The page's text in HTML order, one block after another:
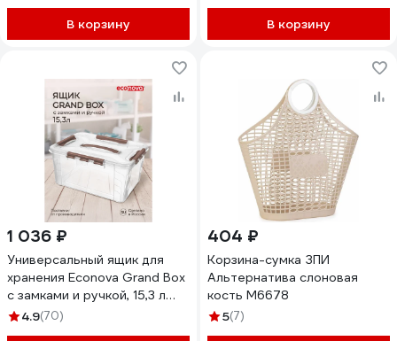
В корзину В корзину
1 036 ₽
Универсальный ящик для
хранения Econova Grand Box
с замками и ручкой, 15,3 л
433200414
4.9(70)
404 ₽
Корзина-сумка ЗПИ
Альтернатива слоновая
кость М6678
5(7)